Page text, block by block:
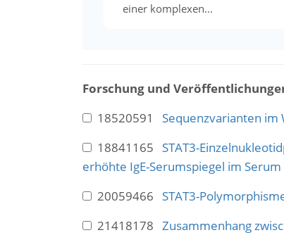
einer komplexen...
Forschung und
18520591 Sequenzvarianten
18841165 STAT3-
erhöhte IgE-Serumspiegel im
20059466 STAT3-
21418178 Zusammenhang